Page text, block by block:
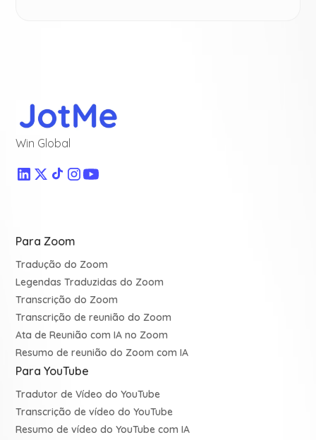
Win Global
Para Zoom
Tradução do Zoom
Legendas Traduzidas do Zoom
Transcrição do Zoom
Transcrição de reunião do Zoom
Ata de Reunião com IA no Zoom
Resumo de reunião do Zoom com IA
Para YouTube
Tradutor de Vídeo do YouTube
Transcrição de vídeo do YouTube
Resumo de vídeo do YouTube com IA